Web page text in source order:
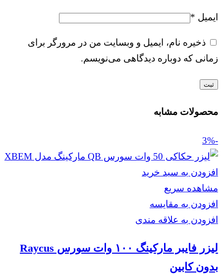
ایمیل *
ذخیره نام، ایمیل و وبسایت من در مرورگر برای
زمانی که دوباره دیدگاهی می‌نویسم.
محصولات مشابه
-3%
افزودن به سبد خرید
مشاهده سریع
افزودن به مقایسه
افزودن به علاقه مندی
لیزر فایبر مارکینگ ۱۰۰ وات سورس Raycus
بدون کابین